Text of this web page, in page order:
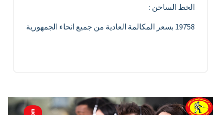
الخط الساخن :
19758 بسعر المكالمة العادية من جميع انحاء الجمهورية